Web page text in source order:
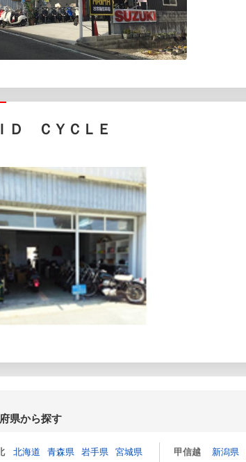
Ｄ ＣＹＣＬＥ
県から探す
北海道 青森県 岩手県
宮城県
甲信越 新潟県